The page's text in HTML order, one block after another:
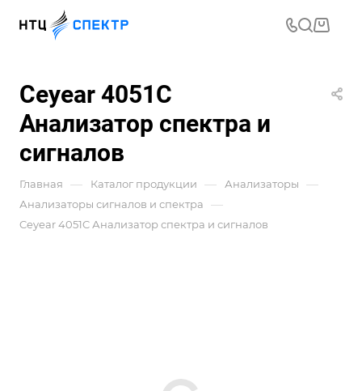
Ceyear 4051C
Анализатор спектра и
сигналов
Главная — Каталог продукции — Анализаторы —
Анализаторы сигналов и спектра —
Ceyear 4051C Анализатор спектра и сигналов